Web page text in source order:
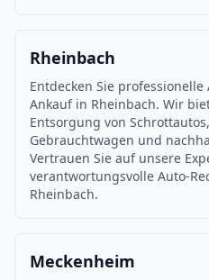
Rheinbach
Entdecken Sie
Ankauf in Rheinbach. Wir
Entsorgung von
Gebrauchtwagen und
Vertrauen Sie auf unsere
verantwortungsvolle Auto-
Rheinbach.
Meckenheim